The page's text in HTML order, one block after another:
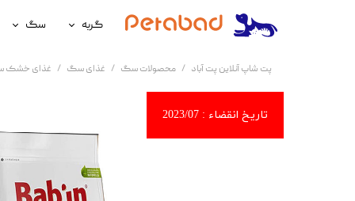
گربه
غذای گربه
آرایشی و بهداشتی گربه
سگ
غذای سگ
آرایشی و
پت شاپ آنلاین پت آباد محصولات سگ غذای سگ غذای خشک